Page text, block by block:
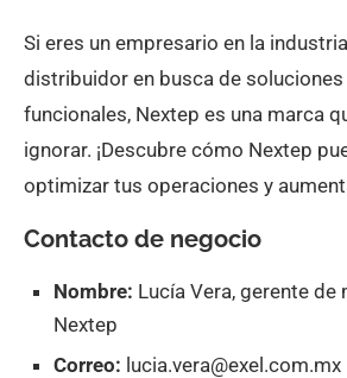
Si eres un empresario en la
distribuidor en busca de
funcionales, Nextep es una marca
ignorar. ¡Descubre cómo Nextep
optimizar tus operaciones y
Contacto de negocio
Nombre: Lucía Vera, gerente de
Nextep
Correo: lucia.vera@exel.com.mx